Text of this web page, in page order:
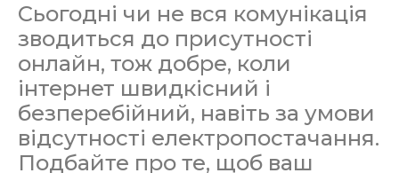
Сьогодні чи не вся комунікація
зводиться до присутності
онлайн, тож добре, коли
інтернет швидкісний і
безперебійний, навіть за умови
відсутності електропостачання.
Подбайте про те, щоб ваш